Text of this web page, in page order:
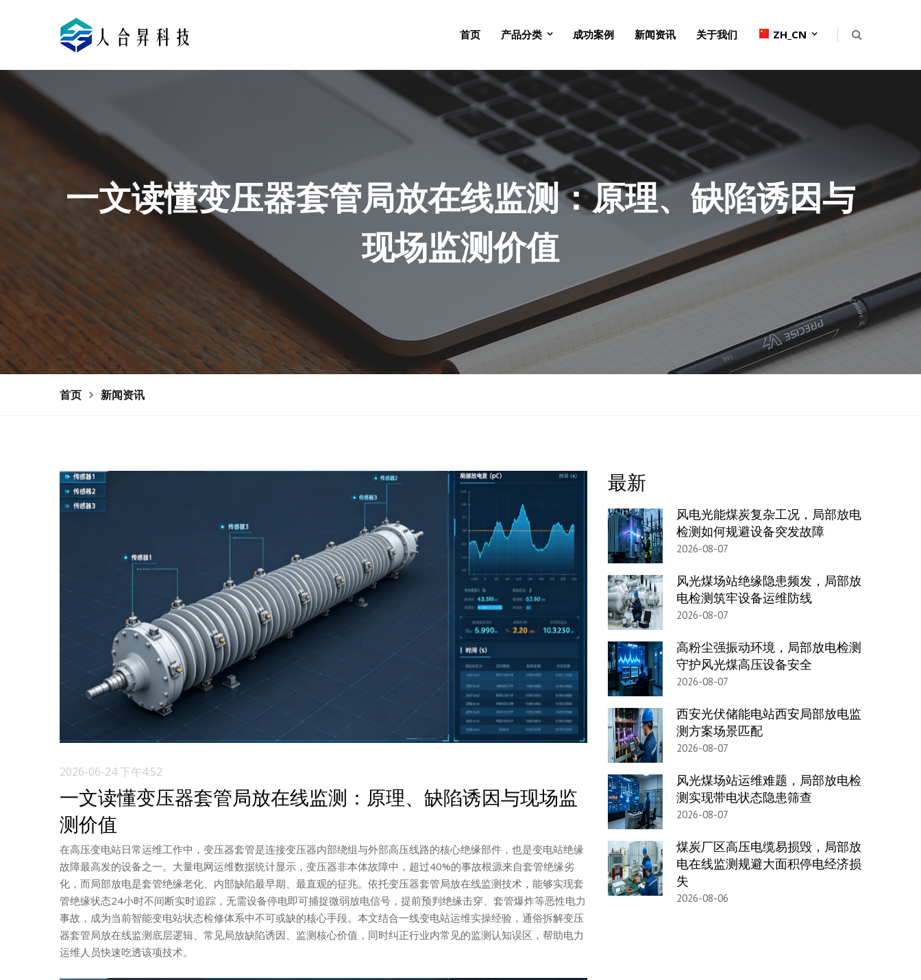
首页 产品分类 成功案例 新闻资讯 关于我们 ZH_CN
一文读懂变压器套管局放在线监测：原理、缺陷诱因与
现场监测价值
首页 新闻资讯
2026-06-24 下午4:52
一文读懂变压器套管局放在线监测：原理、缺陷诱因与现场监
测价值
在高压变电站日常运维工作中，变压器套管是连接变压器内部绕组与外部高压线路的核心绝缘部件，也是变电站绝缘
故障最高发的设备之一。大量电网运维数据统计显示，变压器非本体故障中，超过40%的事故根源来自套管绝缘劣
化，而局部放电是套管绝缘老化、内部缺陷最早期、最直观的征兆。依托变压器套管局放在线监测技术，能够实现套
管绝缘状态24小时不间断实时追踪，无需设备停电即可捕捉微弱放电信号，提前预判绝缘击穿、套管爆炸等恶性电力
事故，成为当前智能变电站状态检修体系中不可或缺的核心手段。本文结合一线变电站运维实操经验，通俗拆解变压
器套管局放在线监测底层逻辑、常见局放缺陷诱因、监测核心价值，同时纠正行业内常见的监测认知误区，帮助电力
运维人员快速吃透该项技术。
最新
风电光能煤炭复杂工况，局部放电
检测如何规避设备突发故障
2026-08-07
风光煤场站绝缘隐患频发，局部放
电检测筑牢设备运维防线
2026-08-07
高粉尘强振动环境，局部放电检测
守护风光煤高压设备安全
2026-08-07
西安光伏储能电站西安局部放电监
测方案场景匹配
2026-08-07
风光煤场站运维难题，局部放电检
测实现带电状态隐患筛查
2026-08-07
煤炭厂区高压电缆易损毁，局部放
电在线监测规避大面积停电经济损
失
2026-08-06